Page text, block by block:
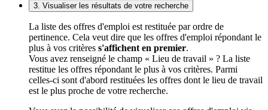
3. Visualiser les résultats de votre recherche
La liste des offres d'emploi est restituée par ordre de
pertinence. Cela veut dire que les offres d'emploi répondant le
plus à vos critères s'affichent en premier.
Vous avez renseigné le champ « Lieu de travail » ? La liste
restitue les offres répondant le plus à vos critères. Parmi
celles-ci sont d'abord restituées les offres dont le lieu de travail
est le plus proche de votre recherche.